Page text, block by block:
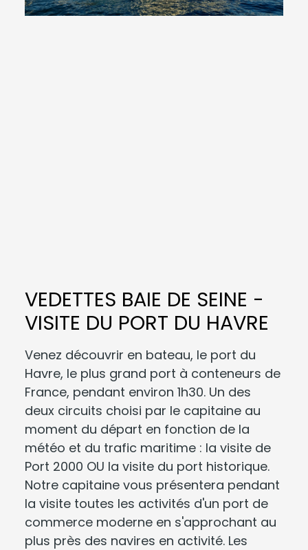
VEDETTES BAIE DE SEINE -
VISITE DU PORT DU HAVRE
Venez découvrir en bateau, le port du
Havre, le plus grand port à conteneurs de
France, pendant environ 1h30. Un des
deux circuits choisi par le capitaine au
moment du départ en fonction de la
météo et du trafic maritime : la visite de
Port 2000 OU la visite du port historique.
Notre capitaine vous présentera pendant
la visite toutes les activités d'un port de
commerce moderne en s'approchant au
plus près des navires en activité. Les